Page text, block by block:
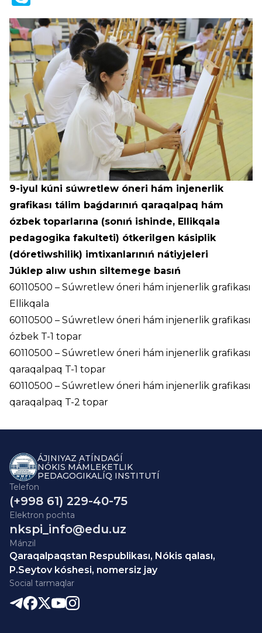
9-iyul kúni súwretlew óneri hám injenerlik
grafikası tálim baǵdarınıń qaraqalpaq hám
ózbek toparlarına (sonıń ishinde, Ellikqala
pedagogika fakulteti) ótkerilgen kásiplik
(dóretiwshilik) imtixanlarınıń nátiyjeleri
Júklep alıw ushın siltemege basıń
60110500 – Súwretlew óneri hám injenerlik grafikası
Ellikqala
60110500 – Súwretlew óneri hám injenerlik grafikası
ózbek T-1 topar
60110500 – Súwretlew óneri hám injenerlik grafikası
qaraqalpaq T-1 topar
60110500 – Súwretlew óneri hám injenerlik grafikası
qaraqalpaq T-2 topar
ÁJINIYAZ ATÍNDAǴÍ
NÓKIS MÁMLEKETLIK
PEDAGOGIKALÍQ INSTITUTÍ
Telefon
(+998 61) 229-40-75
Elektron pochta
nkspi_info@edu.uz
Mánzil
Qaraqalpaqstan Respublikası, Nókis qalası,
P.Seytov kóshesi, nomersiz jay
Social tarmaqlar